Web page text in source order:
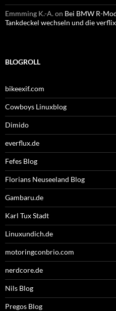
Emmming K.-A.on Bei BMW R-
Tankdeckel wechseln und die
BLOGROLL
bikeexif.com
Cowboys Linuxblog
Dimido
everflux.de
Fefes Blog
Florians Neuseeland Blog
Gambaru.de
Karl Tux Stadt
Linuxundich.de
motoringconbrio.com
nerdcore.de
Nils Blog
Pregos Blog